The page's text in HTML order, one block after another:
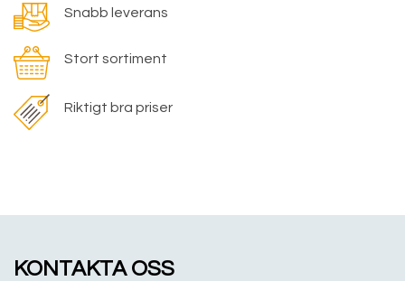
Snabb leverans
Stort sortiment
Riktigt bra priser
KONTAKTA OSS